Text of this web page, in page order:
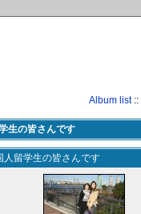
Album list::
生の皆さんです
留学生の皆さんです